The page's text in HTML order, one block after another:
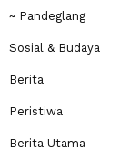
~ Pandeglang
Sosial & Budaya
Berita
Peristiwa
Berita Utama